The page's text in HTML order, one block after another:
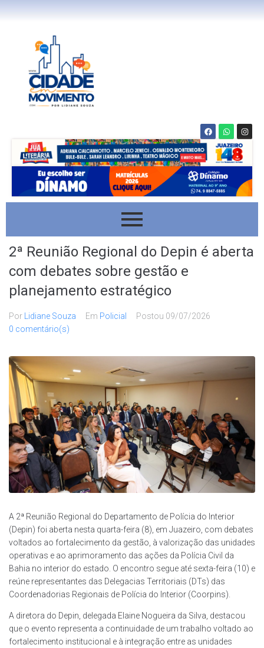
2ª Reunião Regional do Depin é aberta
com debates sobre gestão e
planejamento estratégico
Por Lidiane Souza Em Policial Postou 09/07/2026
0 comentário(s)
A 2ª Reunião Regional do Departamento de Polícia do Interior
(Depin) foi aberta nesta quarta-feira (8), em Juazeiro, com debates
voltados ao fortalecimento da gestão, à valorização das unidades
operativas e ao aprimoramento das ações da Polícia Civil da
Bahia no interior do estado. O encontro segue até sexta-feira (10) e
reúne representantes das Delegacias Territoriais (DTs) das
Coordenadorias Regionais de Polícia do Interior (Coorpins).
A diretora do Depin, delegada Elaine Nogueira da Silva, destacou
que o evento representa a continuidade de um trabalho voltado ao
fortalecimento institucional e à integração entre as unidades